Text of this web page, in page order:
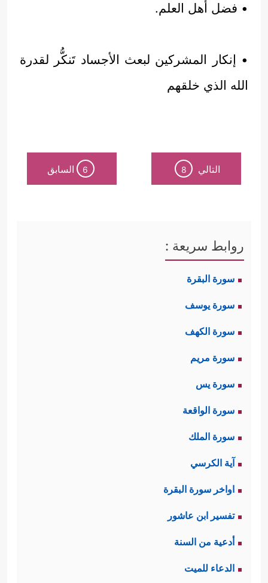
• فضل أهل العلم.
• إنكار المشركين لبعث الأجساد تَنكُّر لقدرة
الله الذي خلقهم
التالي 8
6 السابق
روابط سريعة :
سورة البقرة
سورة يوسف
سورة الكهف
سورة مريم
سورة يس
سورة الواقعة
سورة الملك
آية الكرسي
اواخر سورة البقرة
تفسير ابن عاشور
أدعية من السنة
الدعاء للميت